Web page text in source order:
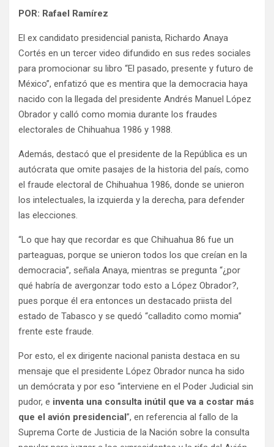
POR: Rafael Ramírez
El ex candidato presidencial panista, Richardo Anaya
Cortés en un tercer video difundido en sus redes sociales
para promocionar su libro “El pasado, presente y futuro de
México”, enfatizó que es mentira que la democracia haya
nacido con la llegada del presidente Andrés Manuel López
Obrador y calló como momia durante los fraudes
electorales de Chihuahua 1986 y 1988.
Además, destacó que el presidente de la República es un
autócrata que omite pasajes de la historia del país, como
el fraude electoral de Chihuahua 1986, donde se unieron
los intelectuales, la izquierda y la derecha, para defender
las elecciones.
“Lo que hay que recordar es que Chihuahua 86 fue un
parteaguas, porque se unieron todos los que creían en la
democracia”, señala Anaya, mientras se pregunta “¿por
qué habría de avergonzar todo esto a López Obrador?,
pues porque él era entonces un destacado priista del
estado de Tabasco y se quedó “calladito como momia”
frente este fraude.
Por esto, el ex dirigente nacional panista destaca en su
mensaje que el presidente López Obrador nunca ha sido
un demócrata y por eso “interviene en el Poder Judicial sin
pudor, e inventa una consulta inútil que va a costar más
que el avión presidencial”, en referencia al fallo de la
Suprema Corte de Justicia de la Nación sobre la consulta